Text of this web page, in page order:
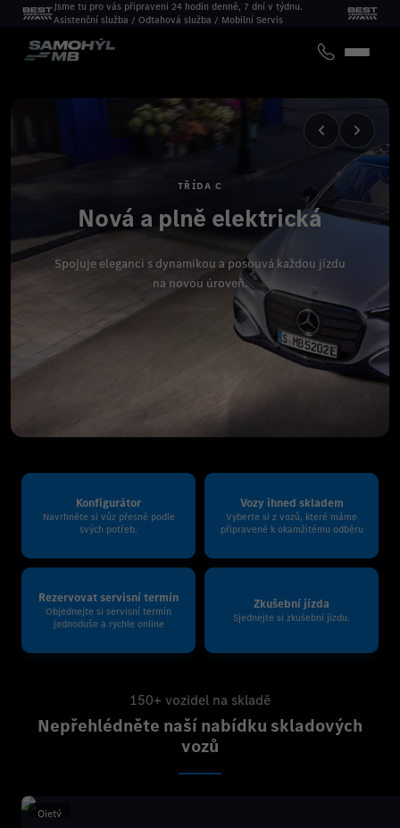
Jsme tu pro vás připraveni 24 hodin denně, 7 dní v týdnu.
Asistenční služba / Odtahová služba / Mobilní Servis
TŘÍDA C
Nová a plně elektrická
Spojuje eleganci s dynamikou a posouvá každou jízdu
na novou úroveň.
Konfigurátor
Navrhněte si vůz přesně podle
svých potřeb.
Vozy ihned skladem
Vyberte si z vozů, které máme
připravené k okamžitému odběru
Rezervovat servisní termín
Objednejte si servisní termín
jednoduše a rychle online
Zkušební jízda
Sjednejte si zkušební jízdu.
150+ vozidel na skladě
Nepřehlédněte naší nabídku skladových
vozů
Ojetý